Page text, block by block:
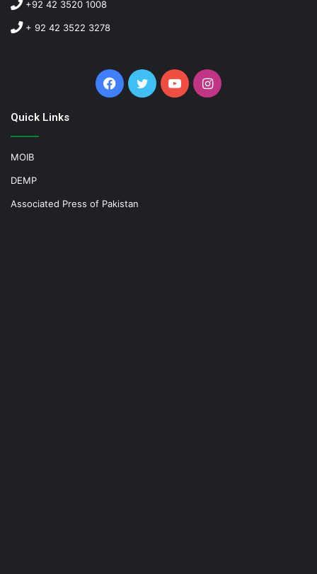
+92 42 3520 1008
+ 92 42 3522 3278
Facebook
TwitterYouTubeInstagram
Quick Links
MOIB
DEMP
Associated Press of Pakistan